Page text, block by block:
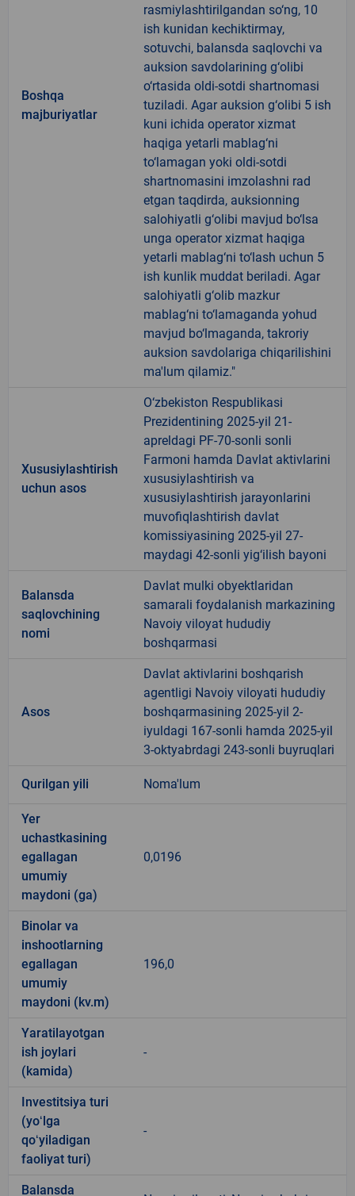
Boshqa
majburiyatlar
rasmiylashtirilgandan so‘ng, 10
ish kunidan kechiktirmay,
sotuvchi, balansda saqlovchi va
auksion savdolarining g‘olibi
o‘rtasida oldi-sotdi shartnomasi
tuziladi. Agar auksion g‘olibi 5 ish
kuni ichida operator xizmat
haqiga yetarli mablag‘ni
to‘lamagan yoki oldi-sotdi
shartnomasini imzolashni rad
etgan taqdirda, auksionning
salohiyatli g‘olibi mavjud bo‘lsa
unga operator xizmat haqiga
yetarli mablag‘ni to‘lash uchun 5
ish kunlik muddat beriladi. Agar
salohiyatli g‘olib mazkur
mablag‘ni to‘lamaganda yohud
mavjud bo‘lmaganda, takroriy
auksion savdolariga chiqarilishini
ma'lum qilamiz."
Xususiylashtirish
uchun asos
O‘zbekiston Respublikasi
Prezidentining 2025-yil 21-
apreldagi PF-70-sonli sonli
Farmoni hamda Davlat aktivlarini
xususiylashtirish va
xususiylashtirish jarayonlarini
muvofiqlashtirish davlat
komissiyasining 2025-yil 27-
maydagi 42-sonli yig‘ilish bayoni
Balansda
saqlovchining
nomi
Davlat mulki obyektlaridan
samarali foydalanish markazining
Navoiy viloyat hududiy
boshqarmasi
Asos
Davlat aktivlarini boshqarish
agentligi Navoiy viloyati hududiy
boshqarmasining 2025-yil 2-
iyuldagi 167-sonli hamda 2025-yil
3-oktyabrdagi 243-sonli buyruqlari
Qurilgan yili Noma'lum
Yer
uchastkasining
egallagan
umumiy
maydoni (ga)
0,0196
Binolar va
inshootlarning
egallagan
umumiy
maydoni (kv.m)
196,0
Yaratilayotgan
ish joylari
(kamida)
-
Investitsiya turi
(yoʻlga
qoʻyiladigan
faoliyat turi)
-
Balansda